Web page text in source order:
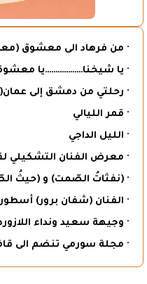
· من فرهاد الى معشوق
· يا شيخنا………………يا
· رحلتي من دمشق إلى عمان(1)
· قمر الليالي
· الليل الداجي
· معرض الفنان التشكيلي
· (نفثاتُ الصّمت) و (حيثُ
· الفنان (شفان برور)
· وجيهة سعيد ونداء
· مجلة سورمي تنضم الى